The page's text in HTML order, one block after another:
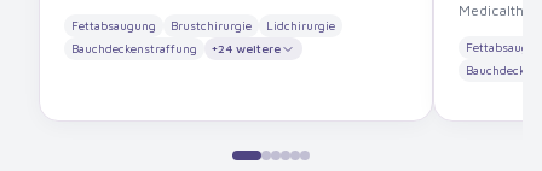
Fettabsaugung Brustchirurgie
Lidchirurgie
Bauchdeckenstraffung
+24 weitere